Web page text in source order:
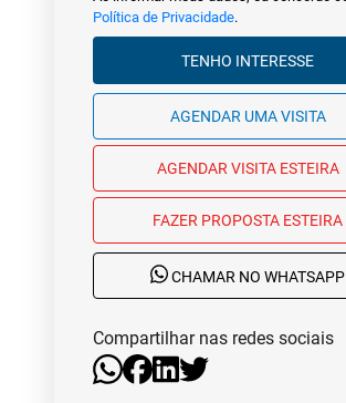
Política de Privacidade.
TENHO INTERESSE
AGENDAR UMA VISITA
AGENDAR VISITA ESTEIRA
FAZER PROPOSTA ESTEIRA
CHAMAR NO WHATSAPP
Compartilhar nas redes sociais